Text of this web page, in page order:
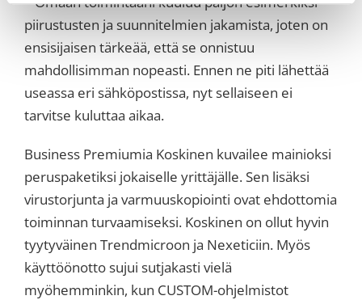
piirustusten ja suunnitelmien jakamista, joten on
ensisijaisen tärkeää, että se onnistuu
mahdollisimman nopeasti. Ennen ne piti lähettää
useassa eri sähköpostissa, nyt sellaiseen ei
tarvitse kuluttaa aikaa.
Business Premiumia Koskinen kuvailee mainioksi
peruspaketiksi jokaiselle yrittäjälle. Sen lisäksi
virustorjunta ja varmuuskopiointi ovat ehdottomia
toiminnan turvaamiseksi. Koskinen on ollut hyvin
tyytyväinen Trendmicroon ja Nexeticiin. Myös
käyttöönotto sujui sutjakasti vielä
myöhemminkin, kun CUSTOM-ohjelmistot